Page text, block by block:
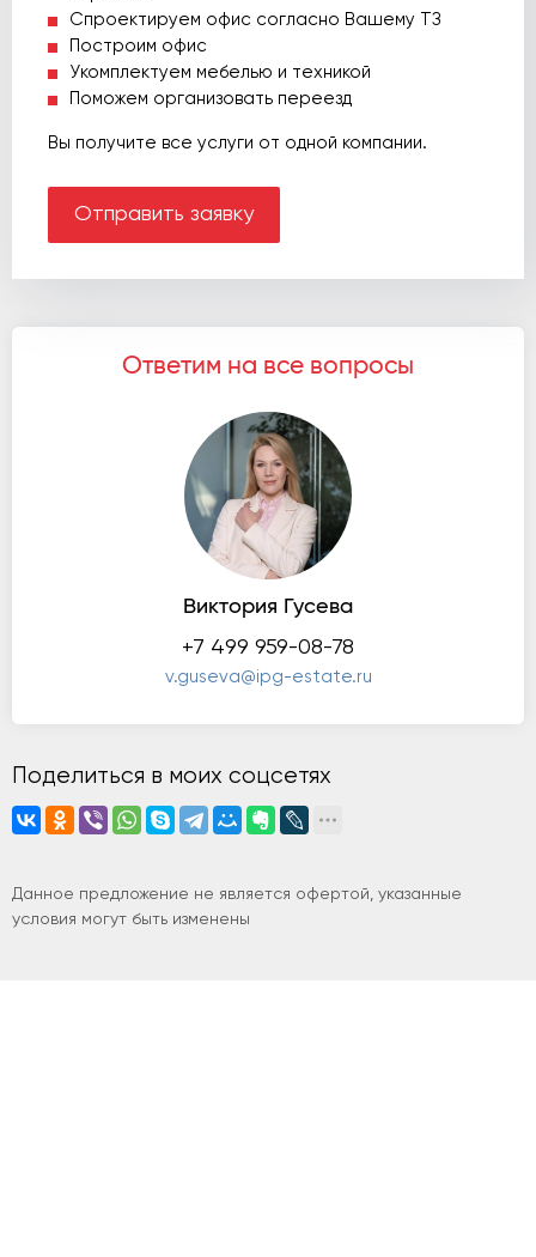
Спроектируем офис согласно Вашему ТЗ
Построим офис
Укомплектуем мебелью и техникой
Поможем организовать переезд
Вы получите все услуги от одной компании.
Отправить заявку
Ответим на все вопросы
Виктория Гусева
+7 499 959-08-78
v.guseva@ipg-estate.ru
Поделиться в моих соцсетях
Данное предложение не является офертой, указанные
условия могут быть изменены